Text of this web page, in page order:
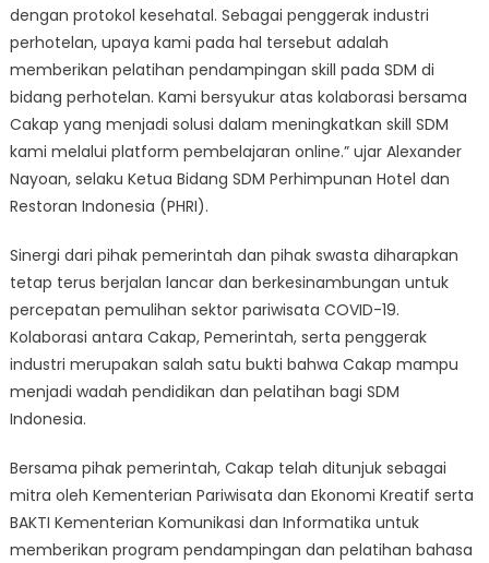
dengan protokol kesehatal. Sebagai penggerak industri
perhotelan, upaya kami pada hal tersebut adalah
memberikan pelatihan pendampingan skill pada SDM di
bidang perhotelan. Kami bersyukur atas kolaborasi bersama
Cakap yang menjadi solusi dalam meningkatkan skill SDM
kami melalui platform pembelajaran online.” ujar Alexander
Nayoan, selaku Ketua Bidang SDM Perhimpunan Hotel dan
Restoran Indonesia (PHRI).
Sinergi dari pihak pemerintah dan pihak swasta diharapkan
tetap terus berjalan lancar dan berkesinambungan untuk
percepatan pemulihan sektor pariwisata COVID-19.
Kolaborasi antara Cakap, Pemerintah, serta penggerak
industri merupakan salah satu bukti bahwa Cakap mampu
menjadi wadah pendidikan dan pelatihan bagi SDM
Indonesia.
Bersama pihak pemerintah, Cakap telah ditunjuk sebagai
mitra oleh Kementerian Pariwisata dan Ekonomi Kreatif serta
BAKTI Kementerian Komunikasi dan Informatika untuk
memberikan program pendampingan dan pelatihan bahasa